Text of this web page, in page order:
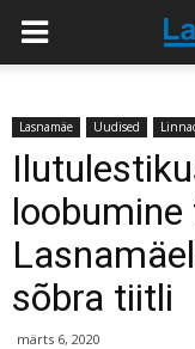
Lasnamäe Uudised
loobumine
sõbra tiitli
märts 6, 2020